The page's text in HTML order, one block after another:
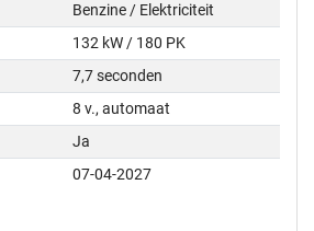
Benzine / Elektriciteit
132 kW / 180 PK
7,7 seconden
8 v., automaat
Ja
07-04-2027